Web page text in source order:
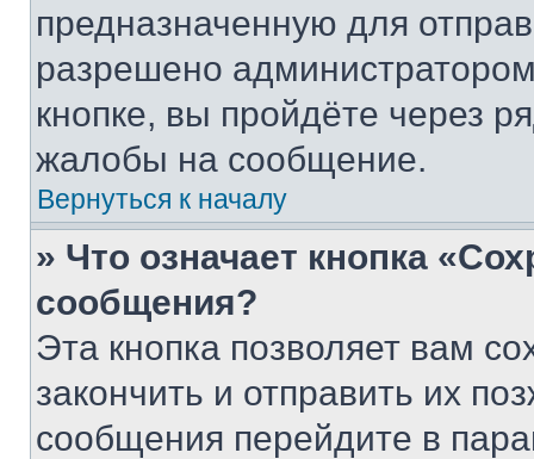
предназначенную для
разрешено
кнопке, вы пройдёте через
жалобы на сообщение.
Вернуться к началу
» Что означает кнопка
сообщения?
Эта кнопка позволяет вам
закончить и отправить их
сообщения перейдите в